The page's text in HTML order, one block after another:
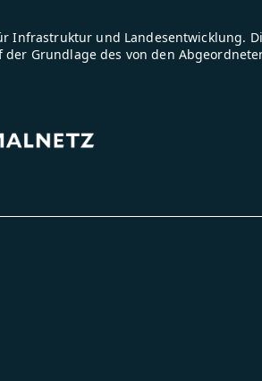
Infrastruktur und Landesentwicklung.
Grundlage des von den